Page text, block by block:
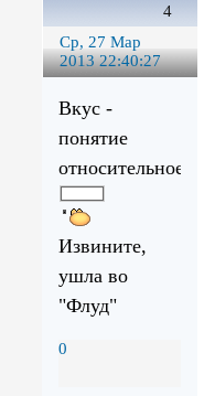
4
Ср, 27 Мар
2013 22:40:27
Вкус -
понятие
относительное.
Извините,
ушла во
"Флуд"
0